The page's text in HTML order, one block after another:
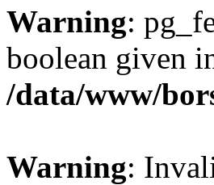
Warning:
boolean given
/data/www/
Warning: